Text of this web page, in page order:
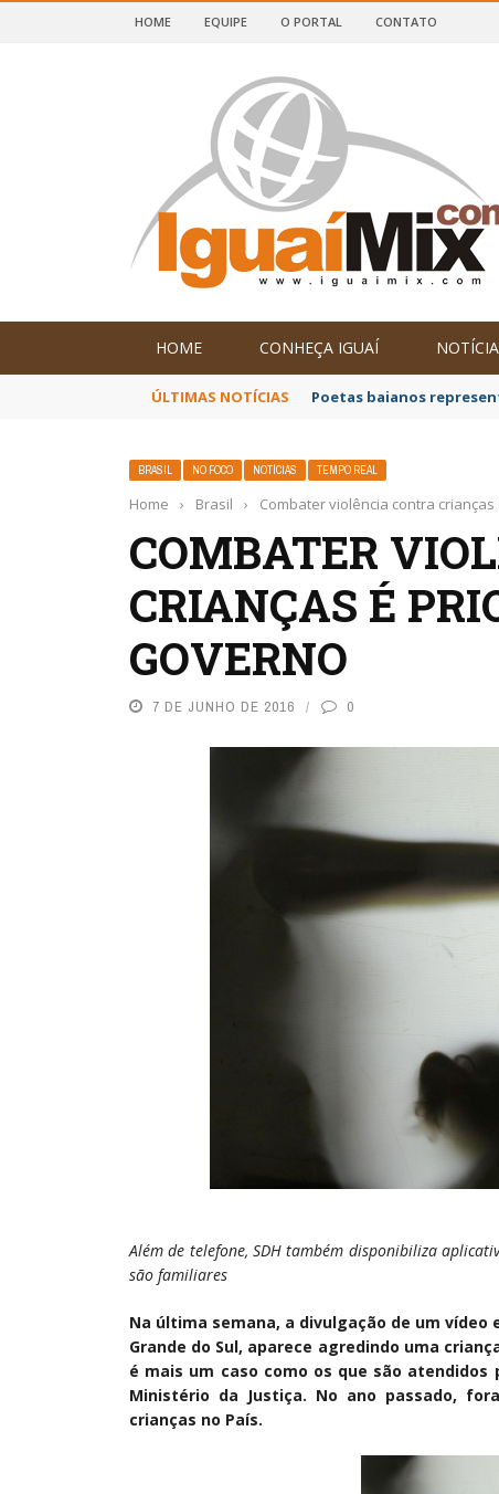
E SUDOESTE DA BAHIA
HOME EQUIPE O PORTAL CONTATO
HOME CONHEÇA IGUAÍ
ÚLTIMAS NOTÍCIAS Poetas baianos
BRASIL NO FOCO NOTÍCIAS TEMPO REAL
Home › Brasil › Combater violência contra
COMBATER
CRIANÇAS É
GOVERNO
7 DE JUNHO DE 2016 0
Além de telefone, SDH também disponibiliza
são familiares
Na última semana, a divulgação de um vídeo
Grande do Sul, aparece agredindo uma
é mais um caso como os que são atendidos
Ministério da Justiça. No ano passado,
crianças no País.